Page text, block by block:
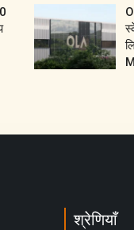
श्रेणियाँ